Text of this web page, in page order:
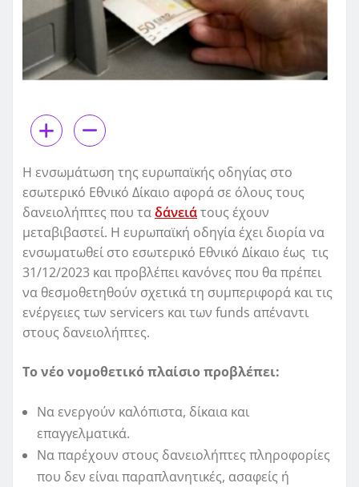
Η ενσωμάτωση της ευρωπαϊκής οδηγίας στο
εσωτερικό Εθνικό Δίκαιο αφορά σε όλους τους
δανειολήπτες που ταδάνειάτους έχουν
μεταβιβαστεί. Η ευρωπαϊκή οδηγία έχει διορία να
ενσωματωθεί στο εσωτερικό Εθνικό Δίκαιο έως τις
31/12/2023 και προβλέπει κανόνες που θα πρέπει
να θεσμοθετηθούν σχετικά τη συμπεριφορά και τις
ενέργειες των servicers και των funds απέναντι
στους δανειολήπτες.
Το νέο νομοθετικό πλαίσιο προβλέπει:
Να ενεργούν καλόπιστα, δίκαια και
επαγγελματικά.
Να παρέχουν στους δανειολήπτες πληροφορίες
που δεν είναι παραπλανητικές, ασαφείς ή